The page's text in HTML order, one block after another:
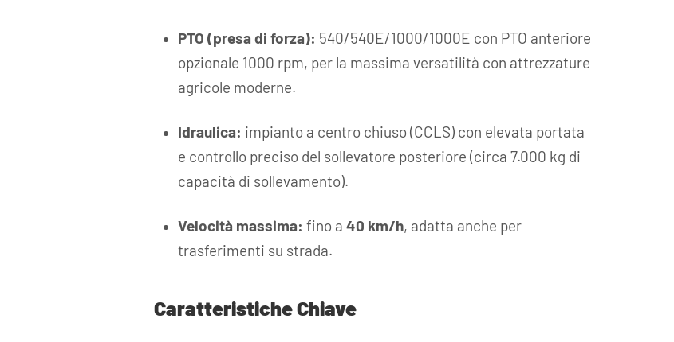
PTO (presa di forza): 540/540E/1000/1000E con PTO anteriore
opzionale 1000 rpm, per la massima versatilità con attrezzature
agricole moderne.
Idraulica: impianto a centro chiuso (CCLS) con elevata portata
e controllo preciso del sollevatore posteriore (circa 7.000 kg di
capacità di sollevamento).
Velocità massima: fino a 40 km/h, adatta anche per
trasferimenti su strada.
Caratteristiche Chiave